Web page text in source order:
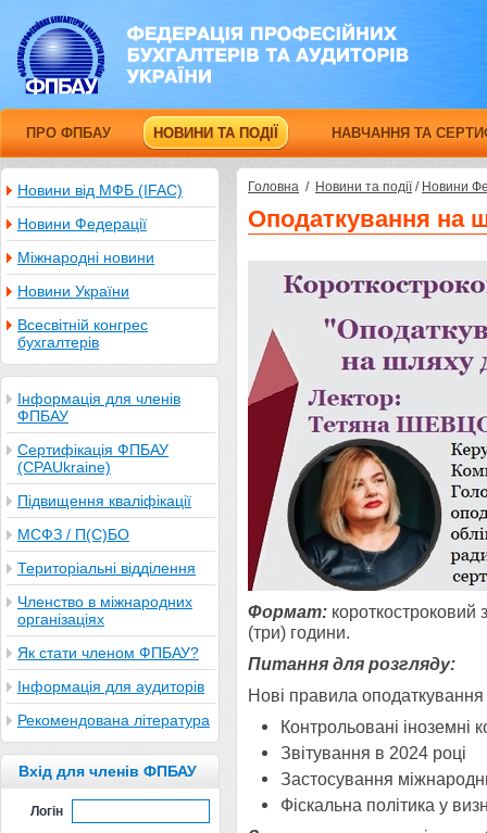
ПРО ФПБАУ НОВИНИ ТА ПОДІЇ НАВЧАННЯ ТА
Новини від МФБ (IFAC)
Новини Федерації
Міжнародні новини
Новини України
Всесвітній конгрес
бухгалтерів
Інформація для членів
ФПБАУ
Сертифікація ФПБАУ
(CPAUkraine)
Підвищення кваліфікації
МСФЗ / П(С)БО
Територіальні відділення
Членство в міжнародних
організаціях
Як стати членом ФПБАУ?
Інформація для аудиторів
Рекомендована література
Вхід для членів ФПБАУ
Логін
Головна / Новини та події/ Новини
Оподаткування на
Формат: короткостроковий
(три) години.
Питання для розгляду:
Нові правила оподаткування
Контрольовані іноземні
Звітування в 2024 році
Застосування
Фіскальна політика у